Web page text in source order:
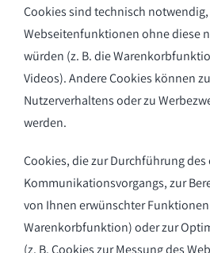
Cookies sind technisch
Webseitenfunktionen ohne diese
würden (z. B. die
Videos). Andere Cookies können
Nutzerverhaltens oder zu
werden.
Cookies, die zur Durchführung
Kommunikationsvorgangs, zur
von Ihnen erwünschter
Warenkorbfunktion) oder zur
(z. B. Cookies zur Messung des